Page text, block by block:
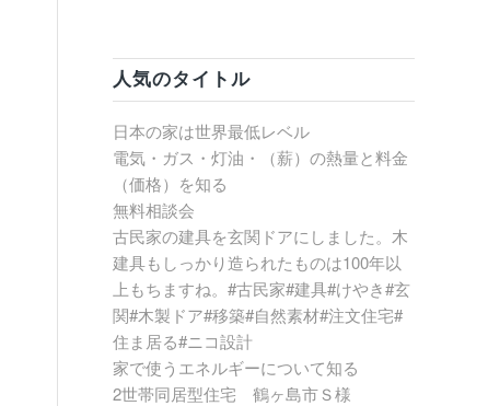
人気のタイトル
日本の家は世界最低レベル
電気・ガス・灯油・（薪）の熱量と料金
（価格）を知る
無料相談会
古民家の建具を玄関ドアにしました。木
建具もしっかり造られたものは100年以
上もちますね。#古民家#建具#けやき#玄
関#木製ドア#移築#自然素材#注文住宅#
住ま居る#ニコ設計
家で使うエネルギーについて知る
2世帯同居型住宅 鶴ヶ島市Ｓ様